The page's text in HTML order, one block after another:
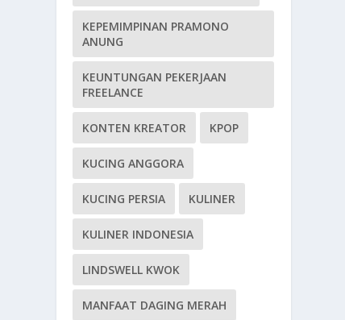
KEPEMIMPINAN PRAMONO
ANUNG
KEUNTUNGAN PEKERJAAN
FREELANCE
KONTEN KREATOR KPOP
KUCING ANGGORA
KUCING PERSIA KULINER
KULINER INDONESIA
LINDSWELL KWOK
MANFAAT DAGING MERAH